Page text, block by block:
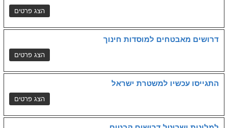
דרושים מאבטחים למוסדות חינוך
התגייסו עכשיו למשטרת ישראל